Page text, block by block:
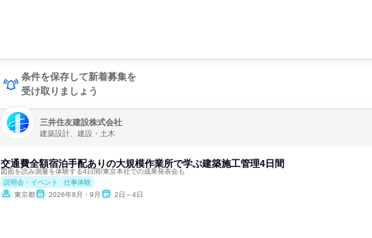
条件を保存して新着募集を
受け取りましょう
三井住友建設株式会社
建築設計、建設・土木
交通費全額宿泊手配ありの大規模作業所で学ぶ建築施工管理4日間
図面を読み測量を体験する4日間/東京本社での成果発表会も
説明会・イベント
仕事体験
東京都
2026年8月・9月 2日～4日